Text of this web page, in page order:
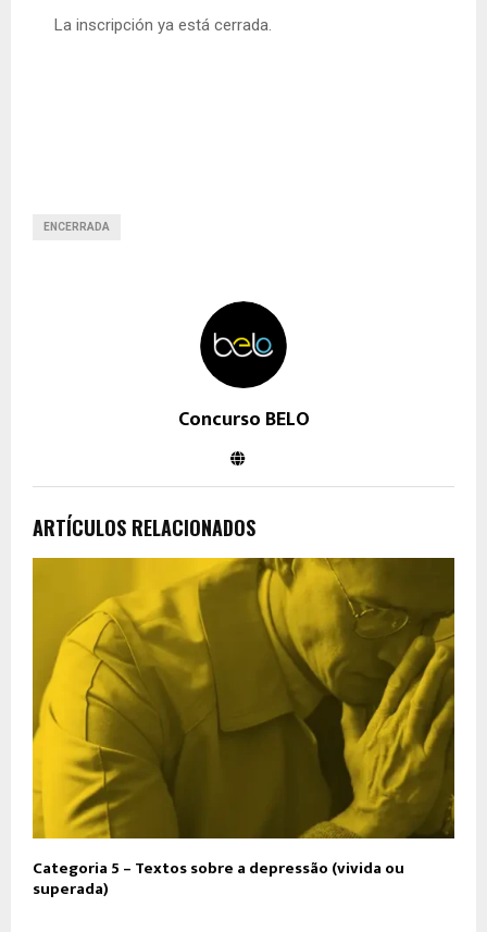
La inscripción ya está cerrada.
ENCERRADA
Concurso BELO
ARTÍCULOS RELACIONADOS
Categoria 5 – Textos sobre a depressão (vivida ou
superada)